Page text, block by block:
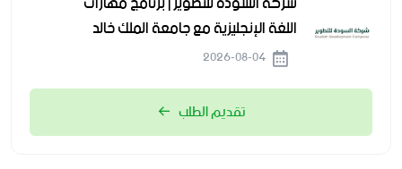
اللغة الإنجليزية مع جامعة الملك خالد
تقديم الطلب